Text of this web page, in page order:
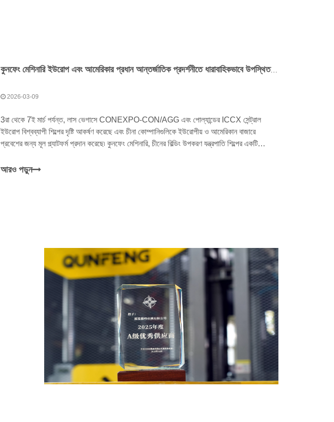
কুনফেং মেশিনারি ইউরোপ এবং আমেরিকার প্রধান আন্তর্জাতিক প্রদর্শনীতে ধারাবাহিকভাবে উপস্থিত হয়েছে এবং একটি বহুমাত্রিক কৌশলের মাধ্যমে এর বৈশ্বিক বাজার প্রসারিত করছে।
2026-03-09
3রা থেকে 7ই মার্চ পর্যন্ত, লাস ভেগাসে CONEXPO-CON/AGG এবং পোল্যান্ডের ICCX সেন্ট্রাল
ইউরোপ বিশ্বব্যাপী শিল্পের দৃষ্টি আকর্ষণ করেছে এবং চীনা কোম্পানিগুলিকে ইউরোপীয় ও আমেরিকান বাজারে
প্রবেশের জন্য মূল প্ল্যাটফর্ম প্রদান করেছে৷ কুনফেং মেশিনারি, চীনের বিল্ডিং উপকরণ যন্ত্রপাতি শিল্পের একটি
আরও পড়ুন